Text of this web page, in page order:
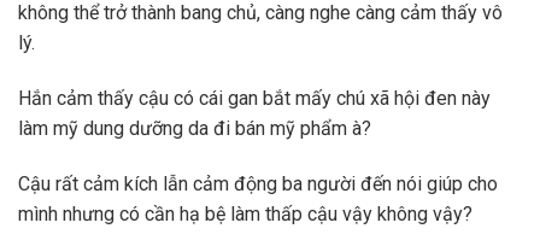
không thể trở thành bang chủ, càng nghe càng cảm thấy vô
lý.
Hắn cảm thấy cậu có cái gan bắt mấy chú xã hội đen này
làm mỹ dung dưỡng da đi bán mỹ phẩm à?
Cậu rất cảm kích lẫn cảm động ba người đến nói giúp cho
mình nhưng có cần hạ bệ làm thấp cậu vậy không vậy?